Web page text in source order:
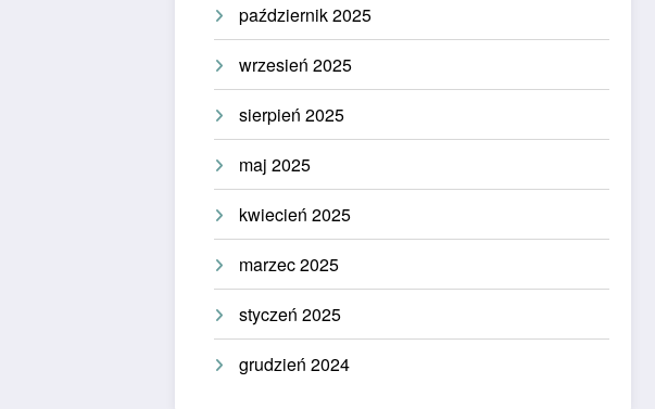
październik 2025
wrzesień 2025
sierpień 2025
maj 2025
kwiecień 2025
marzec 2025
styczeń 2025
grudzień 2024